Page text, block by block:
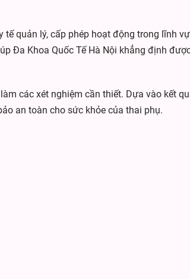
quản lý, cấp phép hoạt động trong lĩnh
Đa Khoa Quốc Tế Hà Nội khẳng định
các xét nghiệm cần thiết. Dựa vào kết
an toàn cho sức khỏe của thai phụ.